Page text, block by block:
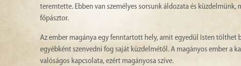
teremtette. Ebben van személyes sorsunk áldozata és
főpásztor.
Az ember magánya egy fenntartott hely, amit egyedül Isten tölthet
egyébként szenvedni fog saját küzdelmétől. A magányos ember a
valóságos kapcsolata, ezért magányosa szíve.